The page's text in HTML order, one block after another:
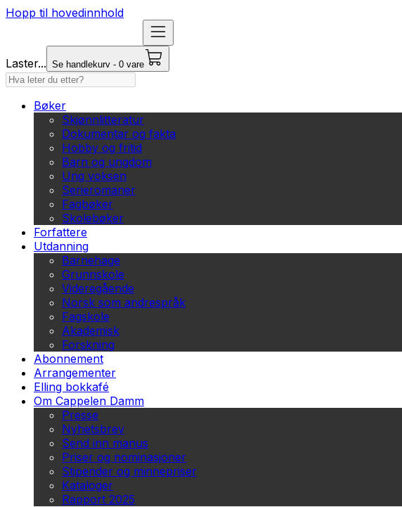
Hopp til hovedinnhold
Laster... Se handlekurv - 0 vare
Bøker
Skjønnlitteratur
Dokumentar og fakta
Hobby og fritid
Barn og ungdom
Ung voksen
Serieromaner
Fagbøker
Skolebøker
Forfattere
Utdanning
Barnehage
Grunnskole
Videregående
Norsk som andrespråk
Fagskole
Akademisk
Forskning
Abonnement
Arrangementer
Elling bokkafé
Om Cappelen Damm
Presse
Nyhetsbrev
Send inn manus
Priser og nominasjoner
Stipender og minnepriser
Kataloger
Rapport 2025